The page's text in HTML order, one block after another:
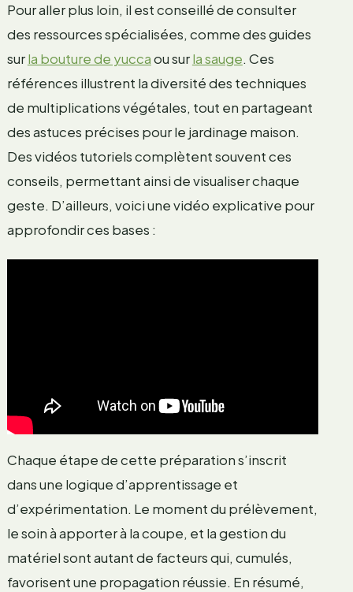
Pour aller plus loin, il est conseillé de consulter
des ressources spécialisées, comme des guides
surla bouture de yuccaou surla sauge. Ces
références illustrent la diversité des techniques
de multiplications végétales, tout en partageant
des astuces précises pour le jardinage maison.
Des vidéos tutoriels complètent souvent ces
conseils, permettant ainsi de visualiser chaque
geste. D’ailleurs, voici une vidéo explicative pour
approfondir ces bases :
Chaque étape de cette préparation s’inscrit
dans une logique d’apprentissage et
d’expérimentation. Le moment du prélèvement,
le soin à apporter à la coupe, et la gestion du
matériel sont autant de facteurs qui, cumulés,
favorisent une propagation réussie. En résumé,